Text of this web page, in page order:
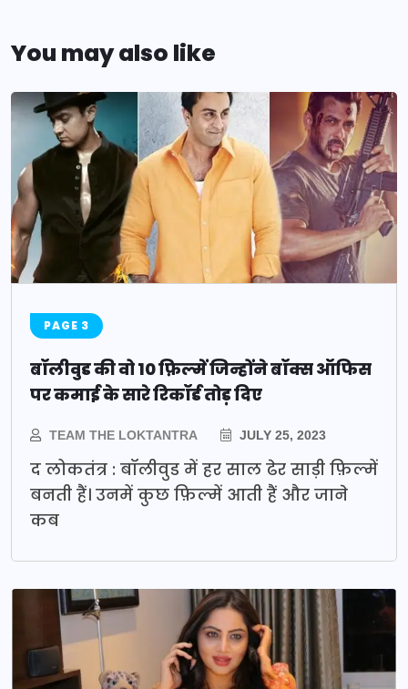
You may also like
PAGE 3
बॉलीवुड की वो 10 फ़िल्में जिन्होंने बॉक्स ऑफिस
पर कमाई के सारे रिकॉर्ड तोड़ दिए
TEAM THE LOKTANTRA JULY 25, 2023
द लोकतंत्र : बॉलीवुड में हर साल ढेर साड़ी फ़िल्में
बनती हैं। उनमें कुछ फ़िल्में आती हैं और जाने
कब